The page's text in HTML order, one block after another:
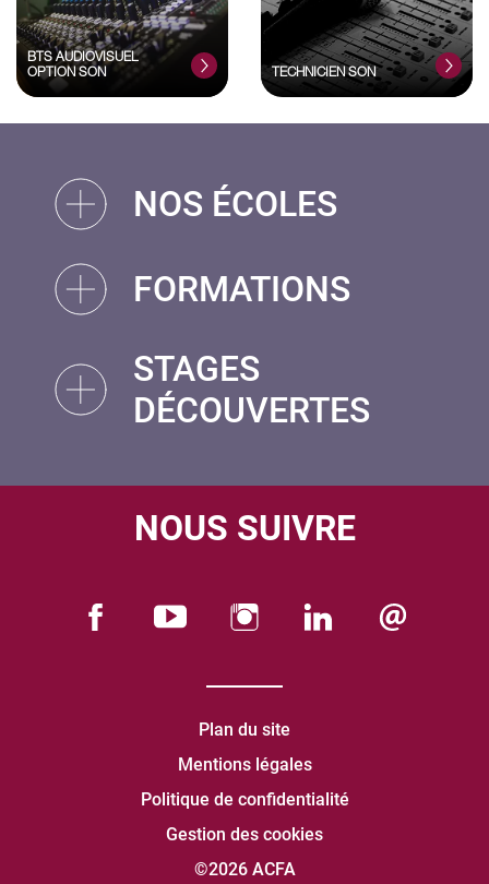
BTS AUDIOVISUEL
OPTION SON
TECHNICIEN SON
NOS ÉCOLES
FORMATIONS
STAGES
DÉCOUVERTES
NOUS SUIVRE
Plan du site
Mentions légales
Politique de confidentialité
Gestion des cookies
©2026 ACFA